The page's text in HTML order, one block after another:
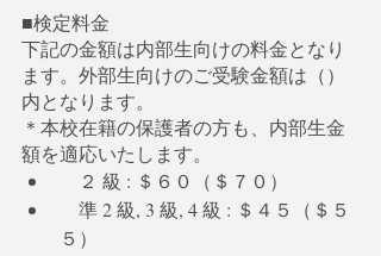
■検定料金
下記の金額は内部生向けの料金となり
ます。外部生向けのご受験金額は（）
内となります。
＊本校在籍の保護者の方も、内部生金
額を適応いたします。
２ 級 : ＄６０（＄７０）
準 2 級, 3 級, 4 級 : ＄４５（＄５
５）